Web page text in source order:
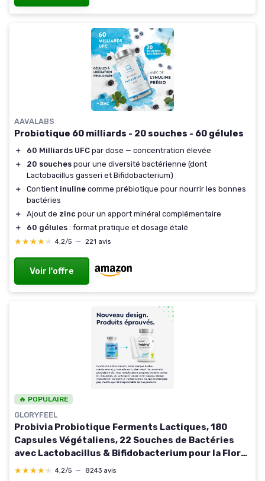
AAVALABS
Probiotique 60 milliards - 20 souches - 60 gélules
＋ 60 Milliards UFC par dose — concentration élevée
＋
20 souches pour une diversité bactérienne (dont
Lactobacillus gasseri et Bifidobacterium)
＋
Contient inuline comme prébiotique pour nourrir les bonnes
bactéries
＋
Ajout de zinc pour un apport minéral complémentaire
＋
60 gélules : format pratique et dosage étalé
★★★★★
★★★★★ 4,2/5 — 221 avis
Voir l'offre
🔥 POPULAIRE
GLORYFEEL
Probivia Probiotique Ferments Lactiques, 180
Capsules Végétaliens, 22 Souches de Bactéries
avec Lactobacillus & Bifidobacterium pour la Flore
Intestinale, 10 Milliards UFC, Complément
★★★★★
★★★★★ 4,2/5 — 8243 avis